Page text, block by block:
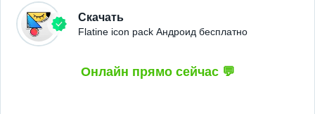
Скачать
Flatine icon pack Андроид бесплатно
Онлайн прямо сейчас 💬